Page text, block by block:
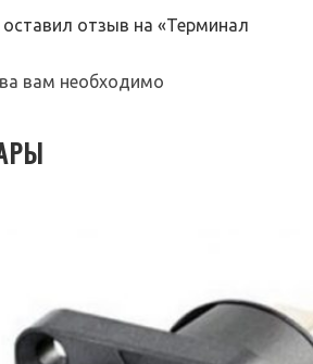
отзыв на «Терминал
вам необходимо